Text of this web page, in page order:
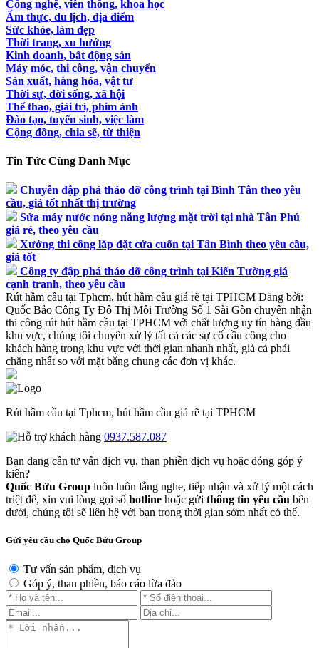
Công nghệ, viễn thông, khoa học
Ẩm thực, du lịch, địa điểm
Sức khỏe, làm đẹp
Thời trang, xu hướng
Kinh doanh, bất động sản
Máy móc, thi công, vận chuyển
Sản xuất, hàng hóa, vật tư
Thời sự, đời sống, xã hội
Thể thao, giải trí, phim ảnh
Đào tạo, tuyển sinh, việc làm
Cộng đồng, chia sẽ, từ thiện
Tin Tức Cùng Danh Mục
Chuyên đập phá tháo dỡ công trình tại Bình Tân theo yêu
cầu, giá tốt nhất thị trường
Sửa máy nước nóng năng lượng mặt trời tại nhà Tân Phú
giá rẻ, theo yêu cầu
Xưởng thi công lắp đặt cửa cuốn tại Tân Bình theo yêu cầu,
giá tốt
Công ty đập phá tháo dỡ công trình tại Kiến Tường giá
cạnh tranh, theo yêu cầu
Rút hầm cầu tại Tphcm, hút hầm cầu giá rẽ tại TPHCM Đăng bởi:
Quốc Bảo Công Ty Đô Thị Môi Trường Số 1 Sài Gòn chuyên nhận
thi công rút hút hầm cầu tại TPHCM với chất lượng uy tín hàng đầu
khu vực, chúng tôi chuyên xử lý tất cả các sự cố cầu công cho
khách hàng trong khu vực với thời gian nhanh nhất, giá cả phải
chăng nhất so với mặt bằng chung các đơn vị khác.
Rút hầm cầu tại Tphcm, hút hầm cầu giá rẽ tại TPHCM
0937.587.087
Bạn đang cần tư vấn dịch vụ, than phiền dịch vụ hoặc đóng góp ý
kiến?
Quốc Bửu Group luôn luôn lắng nghe, tiếp nhận và xử lý một cách
triệt để, xin vui lòng gọi số hotline hoặc gửi thông tin yêu cầu bên
dưới, chúng tôi sẽ liên hệ với bạn trong thời gian sớm nhất có thể.
Gửi yêu cầu cho Quốc Bửu Group
Tư vấn sản phẩm, dịch vụ
Góp ý, than phiền, báo cáo lừa đảo